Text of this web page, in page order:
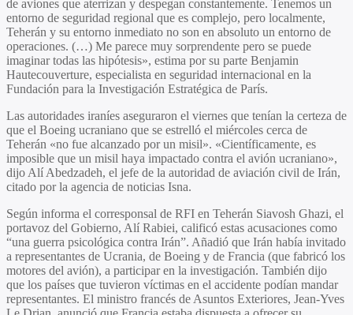
de aviones que aterrizan y despegan constantemente. Tenemos un
entorno de seguridad regional que es complejo, pero localmente,
Teherán y su entorno inmediato no son en absoluto un entorno de
operaciones. (…) Me parece muy sorprendente pero se puede
imaginar todas las hipótesis», estima por su parte Benjamin
Hautecouverture, especialista en seguridad internacional en la
Fundación para la Investigación Estratégica de París.
Las autoridades iraníes aseguraron el viernes que tenían la certeza de
que el Boeing ucraniano que se estrelló el miércoles cerca de
Teherán «no fue alcanzado por un misil». «Científicamente, es
imposible que un misil haya impactado contra el avión ucraniano»,
dijo Alí Abedzadeh, el jefe de la autoridad de aviación civil de Irán,
citado por la agencia de noticias Isna.
Según informa el corresponsal de RFI en Teherán Siavosh Ghazi, el
portavoz del Gobierno, Alí Rabiei, calificó estas acusaciones como
“una guerra psicológica contra Irán”. Añadió que Irán había invitado
a representantes de Ucrania, de Boeing y de Francia (que fabricó los
motores del avión), a participar en la investigación. También dijo
que los países que tuvieron víctimas en el accidente podían mandar
representantes. El ministro francés de Asuntos Exteriores, Jean-Yves